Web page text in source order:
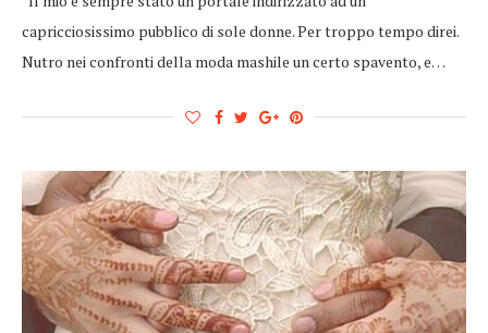
capricciosissimo pubblico di sole donne. Per troppo tempo direi.
Nutro nei confronti della moda mashile un certo spavento, e…